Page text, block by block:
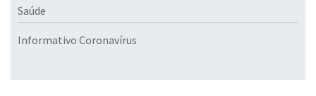
Saúde
Informativo Coronavírus